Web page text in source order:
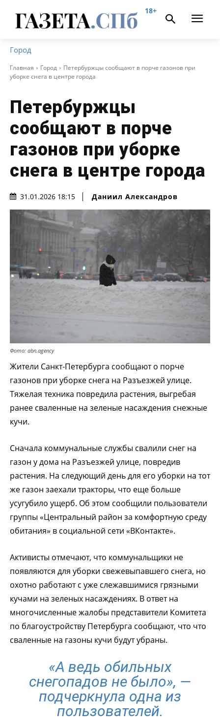
18+
Город
Главная Город
Петербуржцы сообщают в порче газонов при
уборке снега в центре города
Петербуржцы
сообщают в порче
газонов при уборке
снега в центре города
31.01.2026 18:15 Даниил Александров
Фото: abn.agency
Жители Санкт-Петербурга сообщают о порче
газонов при уборке снега на Разъезжей улице.
Тяжелая техника повредила растения, выгребая
ранее сваленные на зеленые насаждения снежные
кучи.
Сначала коммунальные службы свалили снег на
газон у дома на Разъезжей улице, повредив
растения. На следующий день для его уборки на тот
же газон заехали тракторы, что еще больше
усугубило ущерб. Об этом сообщили пользователи
группы «Центральный район за комфортную среду
обитания» в социальной сети «ВКонтакте».
Активисты отмечают, что коммунальщики не
появляются для уборки свежевыпавшего снега, но
охотно работают с уже слежавшимися грязными
кучами на зеленых насаждениях. В ответ на
многочисленные жалобы представители Комитета
по благоустройству Петербурга сообщают, что что
сваленные на газоны кучи будут убраны.
«А ведь обильных
снегопадов не было», —
подчеркнула одна из
пользователей.